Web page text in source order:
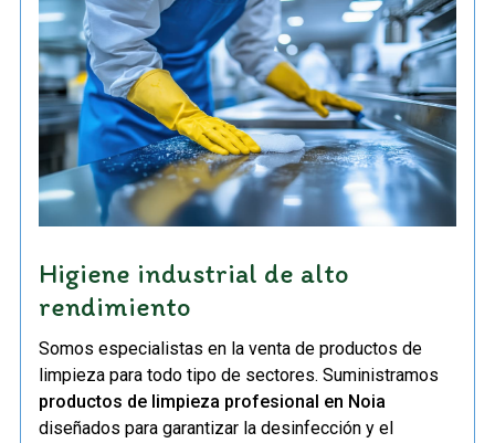
Higiene industrial de alto
rendimiento
Somos especialistas en la venta de productos de
limpieza para todo tipo de sectores. Suministramos
productos de limpieza profesional en Noia
diseñados para garantizar la desinfección y el